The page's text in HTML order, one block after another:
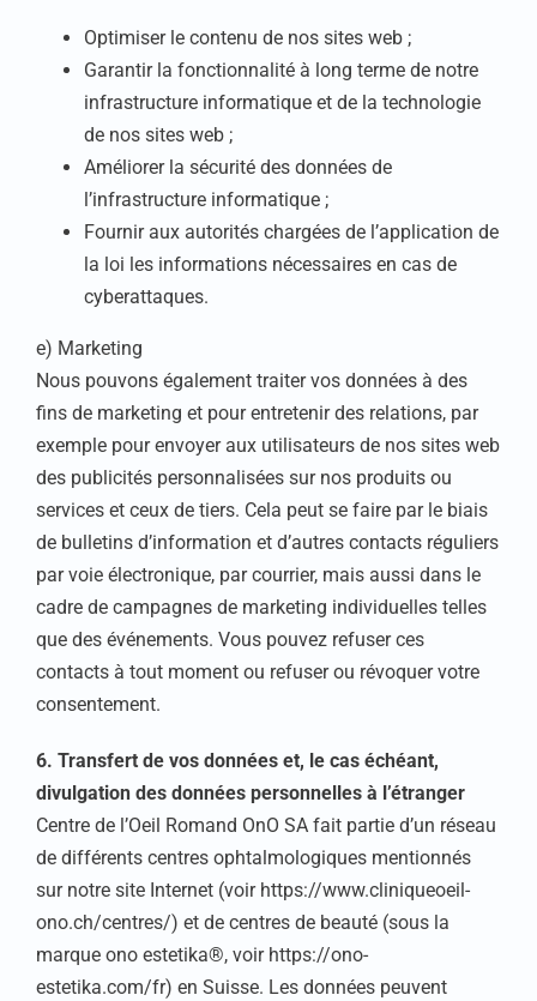
Optimiser le contenu de nos sites web ;
Garantir la fonctionnalité à long terme de notre
infrastructure informatique et de la technologie
de nos sites web ;
Améliorer la sécurité des données de
l’infrastructure informatique ;
Fournir aux autorités chargées de l’application de
la loi les informations nécessaires en cas de
cyberattaques.
e) Marketing
Nous pouvons également traiter vos données à des
fins de marketing et pour entretenir des relations, par
exemple pour envoyer aux utilisateurs de nos sites web
des publicités personnalisées sur nos produits ou
services et ceux de tiers. Cela peut se faire par le biais
de bulletins d’information et d’autres contacts réguliers
par voie électronique, par courrier, mais aussi dans le
cadre de campagnes de marketing individuelles telles
que des événements. Vous pouvez refuser ces
contacts à tout moment ou refuser ou révoquer votre
consentement.
6. Transfert de vos données et, le cas échéant,
divulgation des données personnelles à l’étranger
Centre de l’Oeil Romand OnO SA fait partie d’un réseau
de différents centres ophtalmologiques mentionnés
sur notre site Internet (voir https://www.cliniqueoeil-
ono.ch/centres/) et de centres de beauté (sous la
marque ono estetika®, voir https://ono-
estetika.com/fr) en Suisse. Les données peuvent